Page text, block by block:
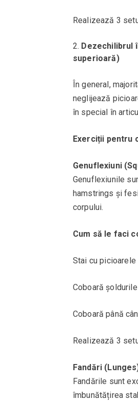
Realizează 3
Dezechilibrul
superioară)
În general,
neglijează
în special în
Exerciții pentru
Genuflexiuni
Genuflexiunile
hamstrings și
corpului.
Cum să le faci
Stai cu picioarele
Coboară
Coboară până
Realizează 3
Fandări
Fandările sunt
îmbunătățirea